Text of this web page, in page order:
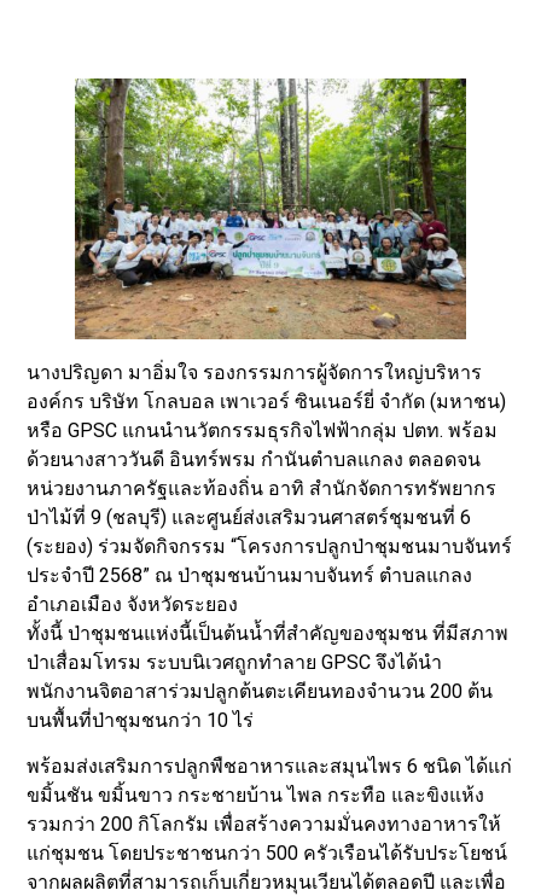
นางปริญดา มาอิ่มใจ รองกรรมการผู้จัดการใหญ่บริหาร
องค์กร บริษัท โกลบอล เพาเวอร์ ซินเนอร์ยี่ จำกัด (มหาชน)
หรือ GPSC แกนนำนวัตกรรมธุรกิจไฟฟ้ากลุ่ม ปตท. พร้อม
ด้วยนางสาววันดี อินทร์พรม กำนันตำบลแกลง ตลอดจน
หน่วยงานภาครัฐและท้องถิ่น อาทิ สำนักจัดการทรัพยากร
ป่าไม้ที่ 9 (ชลบุรี) และศูนย์ส่งเสริมวนศาสตร์ชุมชนที่ 6
(ระยอง) ร่วมจัดกิจกรรม “โครงการปลูกป่าชุมชนมาบจันทร์
ประจำปี 2568” ณ ป่าชุมชนบ้านมาบจันทร์ ตำบลแกลง
อำเภอเมือง จังหวัดระยอง
ทั้งนี้ ป่าชุมชนแห่งนี้เป็นต้นน้ำที่สำคัญของชุมชน ที่มีสภาพ
ป่าเสื่อมโทรม ระบบนิเวศถูกทำลาย GPSC จึงได้นำ
พนักงานจิตอาสาร่วมปลูกต้นตะเคียนทองจำนวน 200 ต้น
บนพื้นที่ป่าชุมชนกว่า 10 ไร่
พร้อมส่งเสริมการปลูกพืชอาหารและสมุนไพร 6 ชนิด ได้แก่
ขมิ้นชัน ขมิ้นขาว กระชายบ้าน ไพล กระทือ และขิงแห้ง
รวมกว่า 200 กิโลกรัม เพื่อสร้างความมั่นคงทางอาหารให้
แก่ชุมชน โดยประชาชนกว่า 500 ครัวเรือนได้รับประโยชน์
จากผลผลิตที่สามารถเก็บเกี่ยวหมุนเวียนได้ตลอดปี และเพื่อ